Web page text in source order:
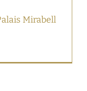
Mirabell